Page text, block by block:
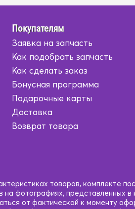
Покупателям
Заявка на запчасть
Как подобрать запчасть
Как сделать заказ
Бонусная программа
Подарочные карты
Доставка
Возврат товара
товаров, комплекте
фотографиях, представленных в
от фактической к моменту